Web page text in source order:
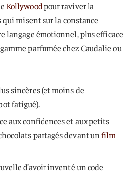
Kollywoodpour raviver la
qui misent sur la constance
langage émotionnel, plus efficace
parfumée chez Caudalie ou
sincères (et moins de
fatigué).
aux confidences et aux petits
partagés devant unfilm
d’avoir inventé un code